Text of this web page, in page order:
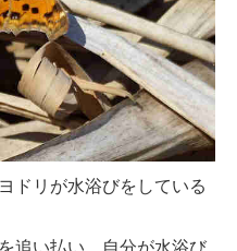
ドリが水浴びをしている
追い払い、自分が水浴び